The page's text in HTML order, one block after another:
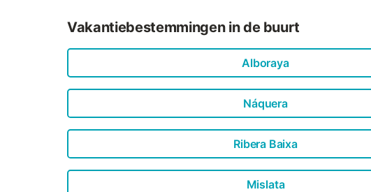
Vakantiebestemmingen in de buurt
Alboraya
Náquera
Ribera Baixa
Mislata